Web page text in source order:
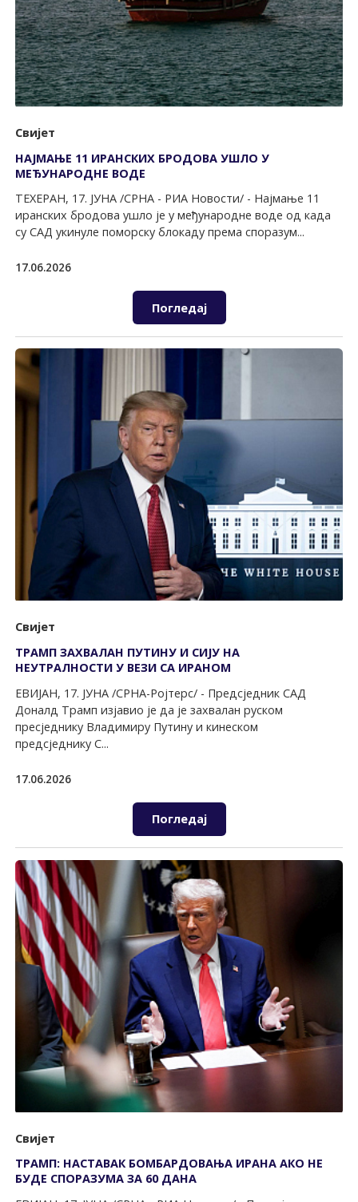
Свијет
НАЈМАЊЕ 11 ИРАНСКИХ БРОДОВА УШЛО У
МЕЂУНАРОДНЕ ВОДЕ
ТЕХЕРАН, 17. ЈУНА /СРНА - РИА Новости/ - Најмање 11
иранских бродова ушло је у међународне воде од када
су САД укинуле поморску блокаду према споразум...
17.06.2026
Погледај
Свијет
ТРАМП ЗАХВАЛАН ПУТИНУ И СИЈУ НА
НЕУТРАЛНОСТИ У ВЕЗИ СА ИРАНОМ
ЕВИЈАН, 17. ЈУНА /СРНА-Ројтерс/ - Предсједник САД
Доналд Трамп изјавио је да је захвалан руском
пресједнику Владимиру Путину и кинеском
предсједнику С...
17.06.2026
Погледај
Свијет
ТРАМП: НАСТАВАК БОМБАРДОВАЊА ИРАНА АКО НЕ
БУДЕ СПОРАЗУМА ЗА 60 ДАНА